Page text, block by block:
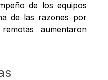
de los equipos
de las razones por
aumentaron